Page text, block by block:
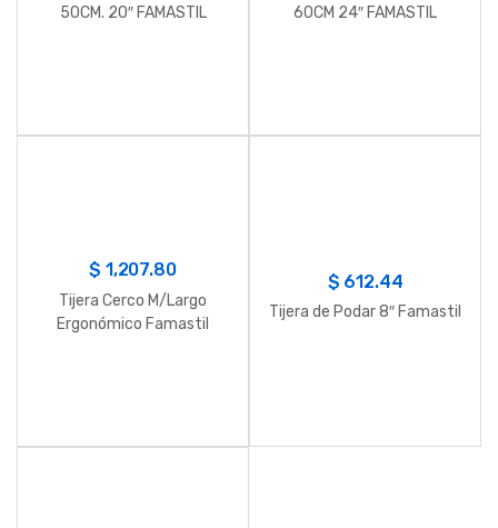
50CM. 20″ FAMASTIL
60CM 24″ FAMASTIL
$ 1,207.80
Tijera Cerco M/Largo
Ergonómico Famastil
$ 612.44
Tijera de Podar 8″ Famastil